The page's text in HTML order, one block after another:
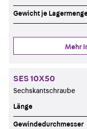
Gewicht je
Mehr
SES 10X50
Sechskantschraube
Länge
Gewindedurchmesser